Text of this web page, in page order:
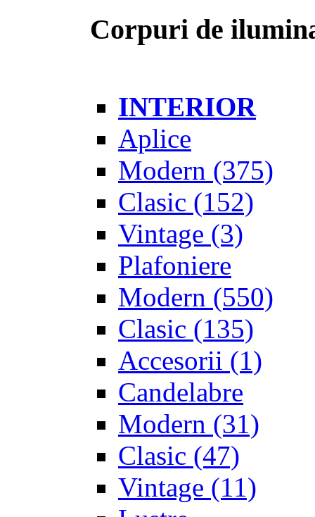
Corpuri de
INTERIOR
Aplice
Modern (375)
Clasic (152)
Vintage (3)
Plafoniere
Modern (550)
Clasic (135)
Accesorii (1)
Candelabre
Modern (31)
Clasic (47)
Vintage (11)